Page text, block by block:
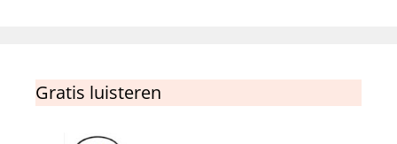
Gratis luisteren